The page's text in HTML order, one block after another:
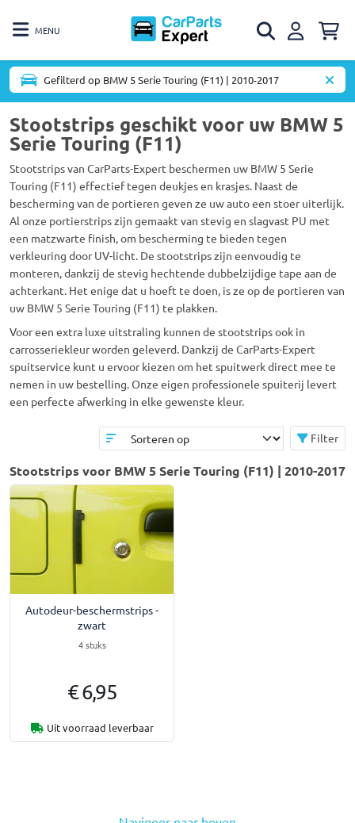
MENU
Gefilterd op BMW 5 Serie Touring (F11) | 2010-2017
Stootstrips geschikt voor uw BMW 5
Serie Touring (F11)
Stootstrips van CarParts-Expert beschermen uw BMW 5 Serie
Touring (F11) effectief tegen deukjes en krasjes. Naast de
bescherming van de portieren geven ze uw auto een stoer uiterlijk.
Al onze portierstrips zijn gemaakt van stevig en slagvast PU met
een matzwarte finish, om bescherming te bieden tegen
verkleuring door UV-licht. De stootstrips zijn eenvoudig te
monteren, dankzij de stevig hechtende dubbelzijdige tape aan de
achterkant. Het enige dat u hoeft te doen, is ze op de portieren van
uw BMW 5 Serie Touring (F11) te plakken.
Voor een extra luxe uitstraling kunnen de stootstrips ook in
carrosseriekleur worden geleverd. Dankzij de CarParts-Expert
spuitservice kunt u ervoor kiezen om het spuitwerk direct mee te
nemen in uw bestelling. Onze eigen professionele spuiterij levert
een perfecte afwerking in elke gewenste kleur.
Filter
Stootstrips voor BMW 5 Serie Touring (F11) | 2010-2017
Autodeur-beschermstrips -
zwart
4 stuks
€ 6,95
Uit voorraad leverbaar